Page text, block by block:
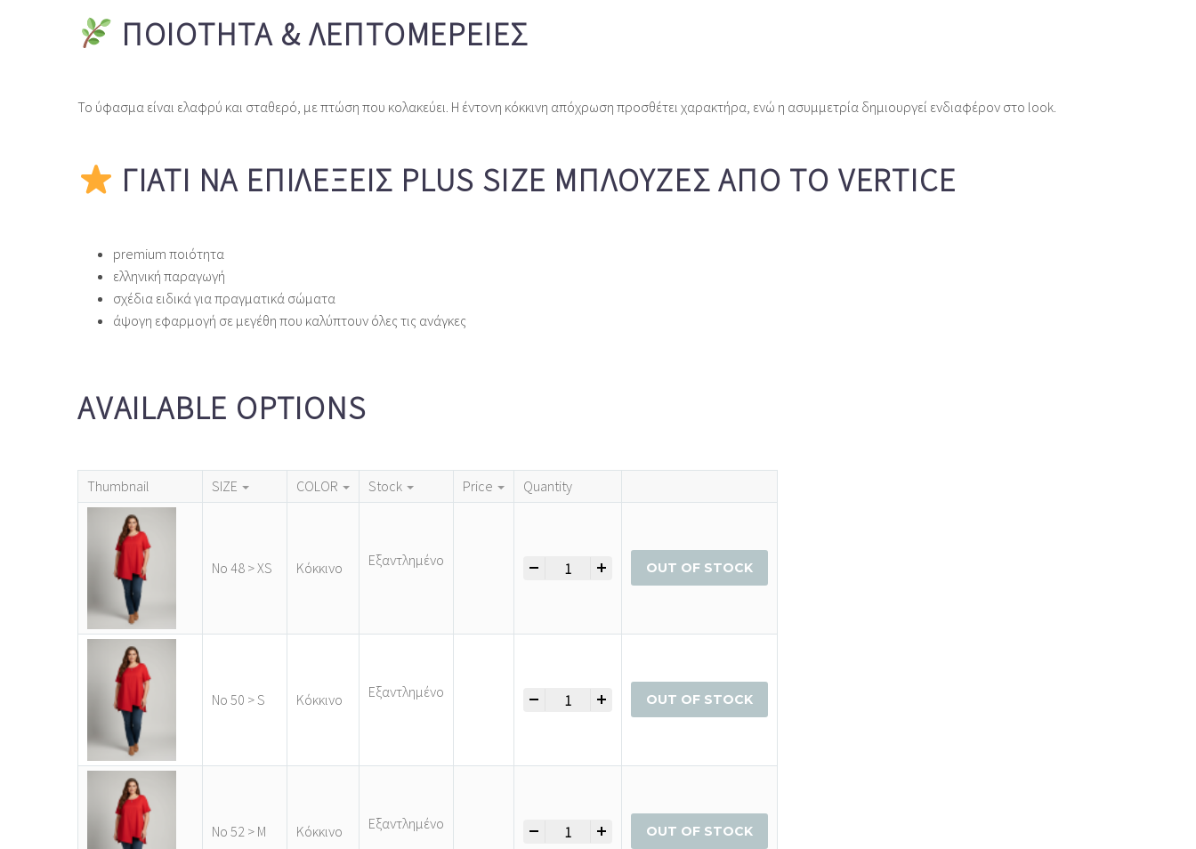
ΠΟΙΌΤΗΤΑ & ΛΕΠΤΟΜΈΡΕΙΕΣ
Το ύφασμα είναι ελαφρύ και σταθερό, με πτώση που κολακεύει. Η έντονη κόκκινη απόχρωση προσθέτει χαρακτήρα, ενώ η ασυμμετρία δημιουργεί ενδιαφέρον στο look.
ΓΙΑΤΊ ΝΑ ΕΠΙΛΈΞΕΙΣ PLUS SIZE ΜΠΛΟΎΖΕΣ ΑΠΌ ΤΟ VERTICE
premium ποιότητα
ελληνική παραγωγή
σχέδια ειδικά για πραγματικά σώματα
άψογη εφαρμογή σε μεγέθη που καλύπτουν όλες τις ανάγκες
AVAILABLE OPTIONS
Thumbnail SIZE COLOR Stock Price Quantity
Νο 48 > XS Κόκκινο Εξαντλημένο Μπλούζα Μεγάλων Μεγεθών με Ασύμμετρο Τελείωμα quantity
OUT OF STOCK
Νο 50 > S Κόκκινο Εξαντλημένο Μπλούζα Μεγάλων Μεγεθών με Ασύμμετρο Τελείωμα quantity
OUT OF STOCK
Νο 52 > M Κόκκινο Εξαντλημένο Μπλούζα Μεγάλων Μεγεθών με Ασύμμετρο Τελείωμα quantity
OUT OF STOCK